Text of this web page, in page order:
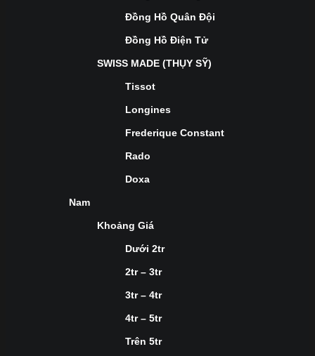
Đồng Hồ Quân Đội
Đồng Hồ Điện Tử
SWISS MADE (THỤY SỸ)
Tissot
Longines
Frederique Constant
Rado
Doxa
Nam
Khoảng Giá
Dưới 2tr
2tr – 3tr
3tr – 4tr
4tr – 5tr
Trên 5tr